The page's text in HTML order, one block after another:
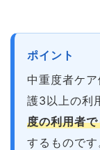
ポイント
中重度者ケ
護3以上の利
度の利用者
するもので